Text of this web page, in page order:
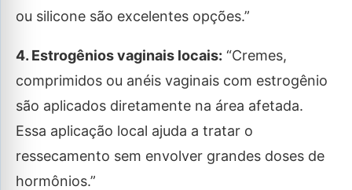
ou silicone são excelentes opções.”
4. Estrogênios vaginais locais: “Cremes,
comprimidos ou anéis vaginais com estrogênio
são aplicados diretamente na área afetada.
Essa aplicação local ajuda a tratar o
ressecamento sem envolver grandes doses de
hormônios.”